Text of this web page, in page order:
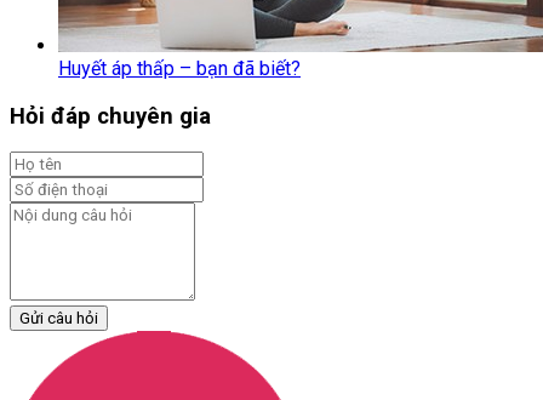
Huyết áp thấp – bạn đã biết?
Hỏi đáp chuyên gia
Gửi câu hỏi